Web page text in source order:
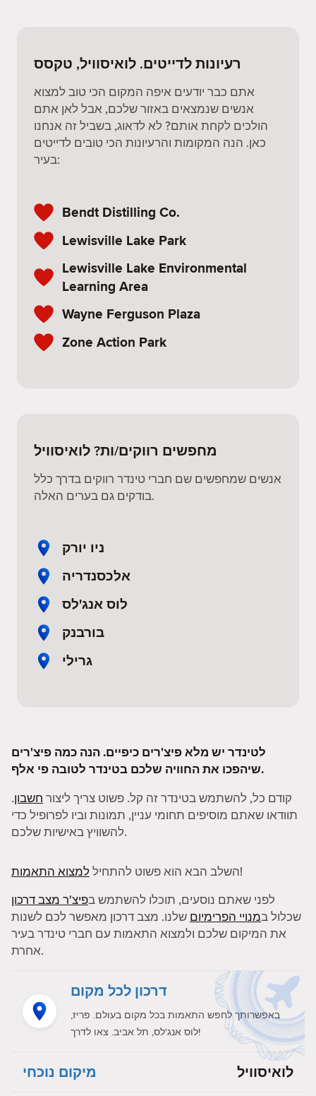
רעיונות לדייטים. לואיסוויל, טקסס
אתם כבר יודעים איפה המקום הכי טוב למצוא
אנשים שנמצאים באזור שלכם, אבל לאן אתם
הולכים לקחת אותם? לא לדאוג, בשביל זה אנחנו
כאן. הנה המקומות והרעיונות הכי טובים לדייטים
בעיר:
Bendt Distilling Co.
Lewisville Lake Park
Lewisville Lake Environmental
Learning Area
Wayne Ferguson Plaza
Zone Action Park
מחפשים רווקים/ות? לואיסוויל
אנשים שמחפשים שם חברי טינדר רווקים בדרך כלל
בודקים גם בערים האלה.
ניו יורק
אלכסנדריה
לוס אנג'לס
בורבנק
גרילי
לטינדר יש מלא פיצ'רים כיפיים. הנה כמה פיצ'רים
שיהפכו את החוויה שלכם בטינדר לטובה פי אלף.
קודם כל, להשתמש בטינדר זה קל. פשוט צריך ליצור חשבון.
תוודאו שאתם מוסיפים תחומי עניין, תמונות וביו לפרופיל כדי
להשוויץ באישיות שלכם.
השלב הבא הוא פשוט להתחיללמצוא התאמות
!
לפני שאתם נוסעים, תוכלו להשתמש בפיצ'ר מצב דרכון
שכלול במנויי הפרימיום שלנו. מצב דרכון מאפשר לכם לשנות
את המיקום שלכם ולמצוא התאמות עם חברי טינדר בעיר
אחרת.
דרכון לכל מקום
באפשרותך לחפש התאמות בכל מקום בעולם. פריז,
לוס אנג'לס, תל אביב. צאו לדרך!
מיקום נוכחי לואיסוויל